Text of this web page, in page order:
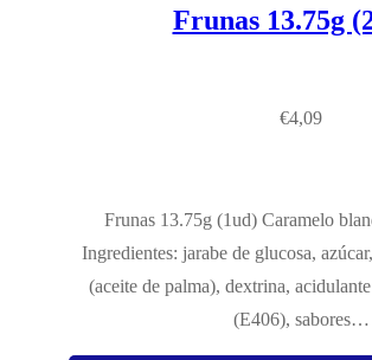
Frunas 13.75g
€4,09
Frunas 13.75g (1ud) Caramelo
Ingredientes: jarabe de glucosa,
(aceite de palma), dextrina,
(E406), sabores…